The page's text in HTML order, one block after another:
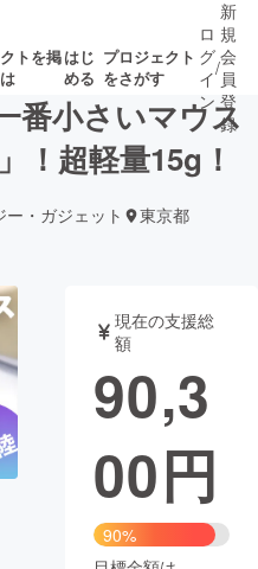
トを掲はじ
める
プロジェクト
をさがす
ロジェクト
もうすぐ公開
されます
音楽
ト ゲーム・
書籍・雑誌
チャレンジ
ロ
グ
イ
ン
/
新
規
会
員
登
録
番小さいマウス
！超軽量15g！
ー・ガジェット 東京都
現在の支援総
額
90,3
00円
90%